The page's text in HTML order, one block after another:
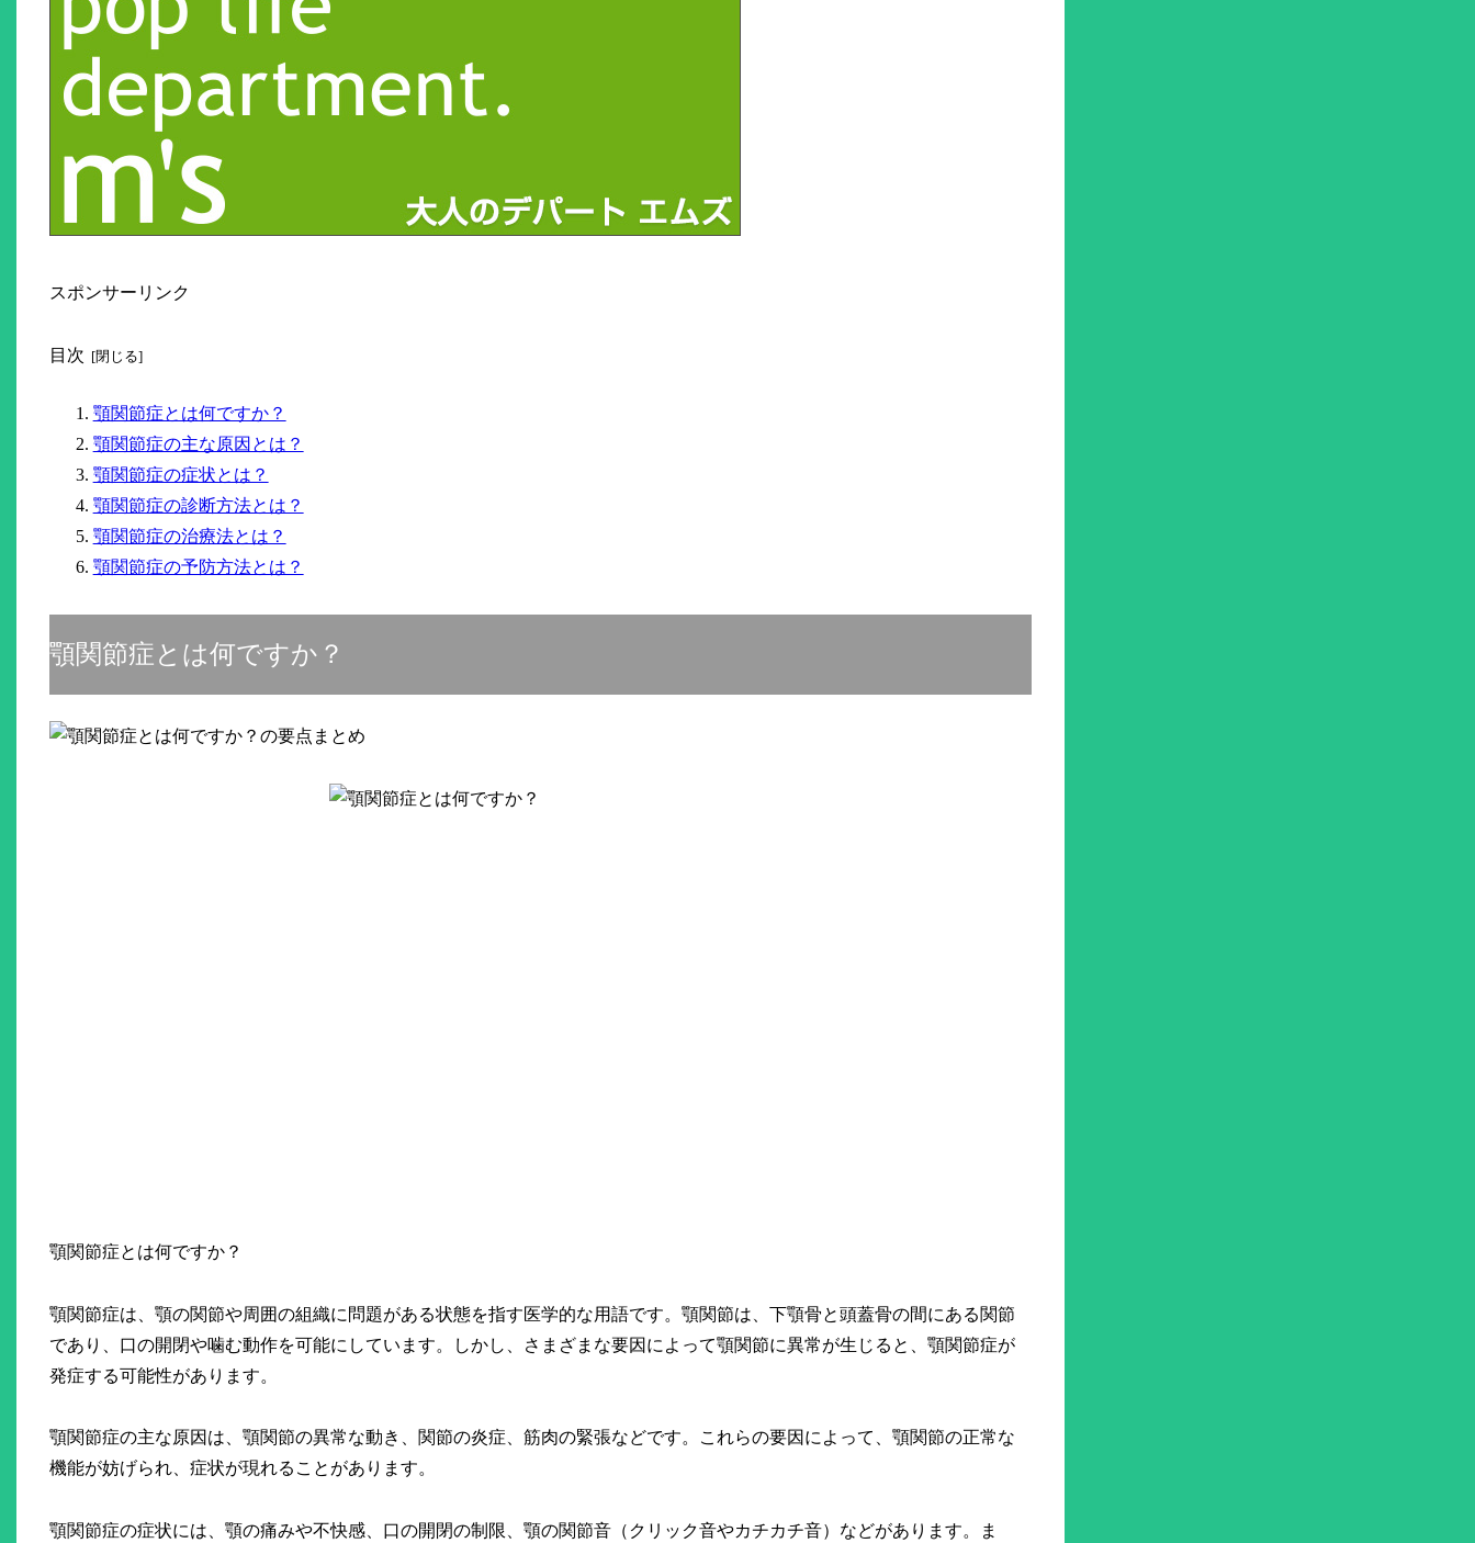
スポンサーリンク
目次
顎関節症とは何ですか？
顎関節症の主な原因とは？
顎関節症の症状とは？
顎関節症の診断方法とは？
顎関節症の治療法とは？
顎関節症の予防方法とは？
顎関節症とは何ですか？
顎関節症とは何ですか？
顎関節症は、顎の関節や周囲の組織に問題がある状態を指す医学的な用語です。顎関節は、下顎骨と頭蓋骨の間にある関節
であり、口の開閉や噛む動作を可能にしています。しかし、さまざまな要因によって顎関節に異常が生じると、顎関節症が
発症する可能性があります。
顎関節症の主な原因は、顎関節の異常な動き、関節の炎症、筋肉の緊張などです。これらの要因によって、顎関節の正常な
機能が妨げられ、症状が現れることがあります。
顎関節症の症状には、顎の痛みや不快感、口の開閉の制限、顎の関節音（クリック音やカチカチ音）などがあります。ま